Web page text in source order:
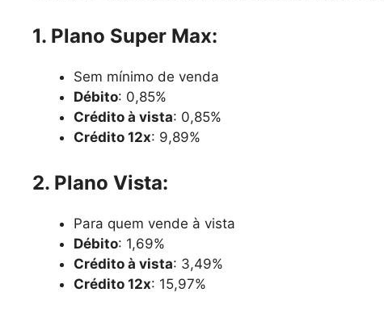
1. Plano Super Max:
Sem mínimo de venda
Débito: 0,85%
Crédito à vista: 0,85%
Crédito 12x: 9,89%
2. Plano Vista:
Para quem vende à vista
Débito: 1,69%
Crédito à vista: 3,49%
Crédito 12x: 15,97%